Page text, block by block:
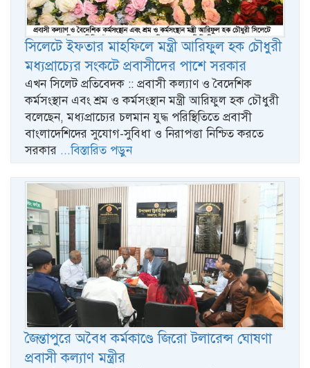
সিলেটে ইফতার মাহফিলে মন্ত্রী আরিফুল হক চৌধুরী
মধ্যপ্রাচ্যের সংকটে প্রবাসীদের পাশে সরকার
এখন সিলেট প্রতিবেদক :: প্রবাসী কল্যাণ ও বৈদেশিক
কর্মসংস্থান এবং শ্রম ও কর্মসংস্থান মন্ত্রী আরিফুল হক চৌধুরী
বলেছেন, মধ্যপ্রাচ্যের চলমান যুদ্ধ পরিস্থিতিতে প্রবাসী
বাংলাদেশিদের সুযোগ-সুবিধা ও নিরাপত্তা নিশ্চিত করতে
সরকার ...বিস্তারিত পড়ুন
জৈন্তাপুরে অবৈধ কর্মকাণ্ডে জিরো টলারেন্স ঘোষণা
প্রবাসী কল্যাণ মন্ত্রীর